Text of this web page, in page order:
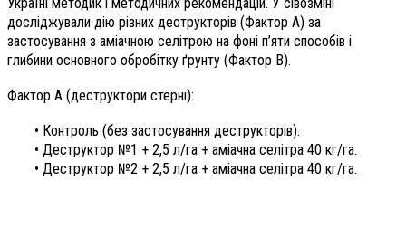
досліджували дію різних деструкторів (Фактор А) за
застосування з аміачною селітрою на фоні п’яти способів і
глибини основного обробітку ґрунту (Фактор В).
Фактор А (деструктори стерні):
• Контроль (без застосування деструкторів).
• Деструктор №1 + 2,5 л/га + аміачна селітра 40 кг/га.
• Деструктор №2 + 2,5 л/га + аміачна селітра 40 кг/га.